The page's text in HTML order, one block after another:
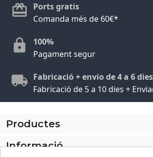
Ports gratis
Comanda més de 60€*
100%
Pagament segur
Fabricació + envio de 4 a 6 dies
Fabricació de 5 a 10 dies +
Productes
Informació